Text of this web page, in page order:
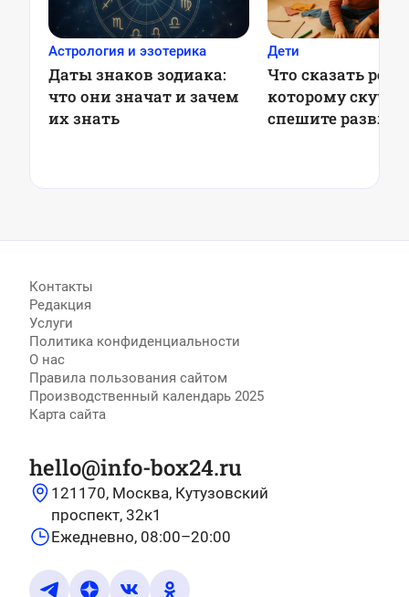
Астрология и эзотерика
Даты знаков зодиака:
что они значат и зачем
их знать
Дети
Что сказать
которому
спешите
Контакты
Редакция
Услуги
Политика конфиденциальности
О нас
Правила пользования сайтом
Производственный календарь 2025
Карта сайта
hello@info-box24.ru
121170, Москва, Кутузовский
проспект, 32к1
Ежедневно, 08:00–20:00